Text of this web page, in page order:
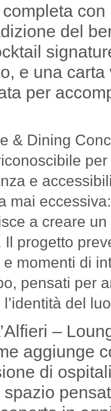
del
e una
per
& Dining
e
mai
a creare
Il progetto
momenti di
pensati per
del
–
aggiunge
di